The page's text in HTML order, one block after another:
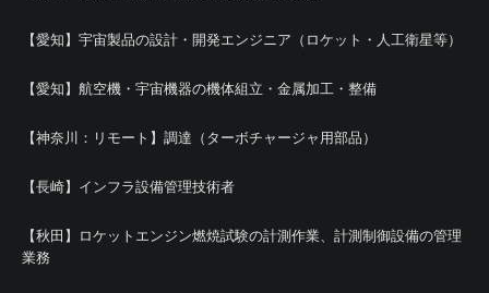
【愛知】宇宙製品の設計・開発エンジニア（ロケット・人工衛星等）
【愛知】航空機・宇宙機器の機体組立・金属加工・整備
【神奈川：リモート】調達（ターボチャージャ用部品）
【長崎】インフラ設備管理技術者
【秋田】ロケットエンジン燃焼試験の計測作業、計測制御設備の管理
業務